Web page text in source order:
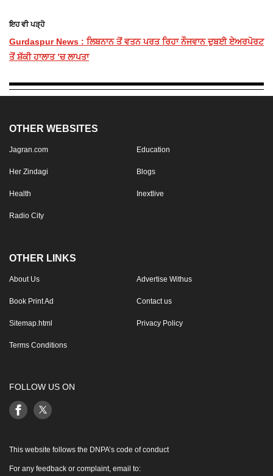
ਇਹ ਵੀ ਪੜ੍ਹੋ
Gurdaspur News : ਲਿਬਨਾਨ ਤੋਂ ਵਤਨ ਪਰਤ ਰਿਹਾ ਨੌਜਵਾਨ ਦੁਬਈ ਏਅਰਪੋਰਟ
ਤੋਂ ਸ਼ੱਕੀ ਹਾਲਾਤ ’ਚ ਲਾਪਤਾ
OTHER WEBSITES
Jagran.com Education
Her Zindagi Blogs
Health Inextlive
Radio City
OTHER LINKS
About Us Advertise Withus
Book Print Ad Contact us
Sitemap.html Privacy Policy
Terms Conditions
FOLLOW US ON
This website follows the DNPA’s code of conduct
For any feedback or complaint, email to: